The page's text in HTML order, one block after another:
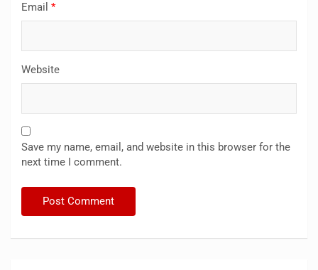
Email *
Website
Save my name, email, and website in this browser for the
next time I comment.